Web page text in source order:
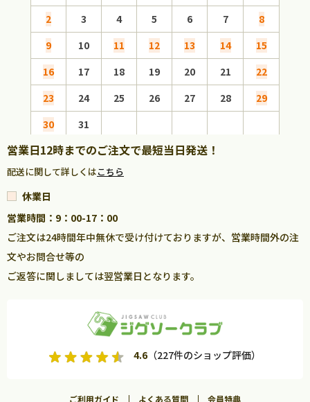
2
3 4 5 6 7
8
9
10 11 12 13 14
15
16
17 18 19 20 21
22
23
24 25 26 27 28
29
30
31
営業日12時までのご注文で最短当日発送！
配送に関して詳しくはこちら
休業日
営業時間：9：00-17：00
ご注文は24時間年中無休で受け付けておりますが、営業時間外の注
文やお問合せ等の
ご返答に関しましては翌営業日となります。
4.6（227件のショップ評価）
ご利用ガイド よくある質問 会員特典